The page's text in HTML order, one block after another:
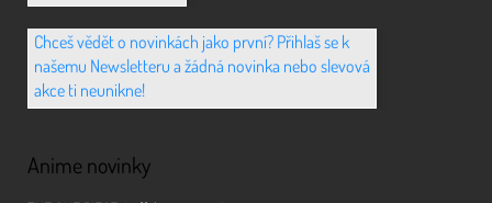
Chceš vědět o novinkách jako první? Přihlaš se k
našemu Newsletteru a žádná novinka nebo slevová
akce ti neunikne!
Anime novinky